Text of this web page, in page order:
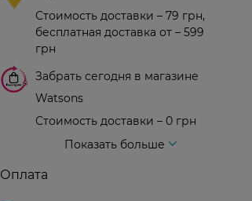
Стоимость доставки – 79 грн,
бесплатная доставка от – 599
грн
Забрать сегодня в магазине
Watsons
Стоимость доставки – 0 грн
Показать больше
Оплата